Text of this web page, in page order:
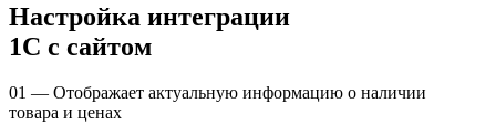
Настройка интеграции
1С с сайтом
01 — Отображает актуальную информацию о наличии
товара и ценах